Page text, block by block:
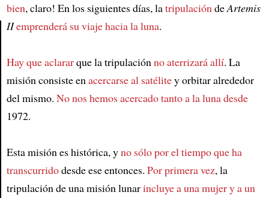
bien, claro! En los siguientes días, latripulacióndeArtemis
IIemprenderá su viaje hacia la luna.
Hay que aclararque la tripulaciónno aterrizará allí. La
misión consiste enacercarse al satélitey orbitar alrededor
del mismo. No nos hemos acercado tanto a la luna desde
1972.
Esta misión es histórica, yno sólo por el tiempo que ha
transcurridodesde ese entonces. Por primera vez, la
tripulación de una misión lunarincluye a una mujer y a un